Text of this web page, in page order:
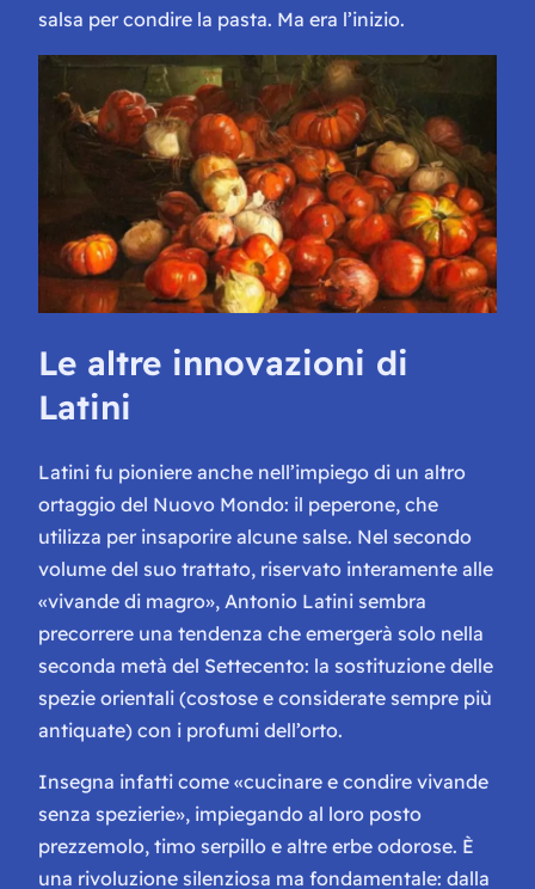
salsa per condire la pasta. Ma era l’inizio.
Le altre innovazioni di
Latini
Latini fu pioniere anche nell’impiego di un altro
ortaggio del Nuovo Mondo: il peperone, che
utilizza per insaporire alcune salse. Nel secondo
volume del suo trattato, riservato interamente alle
«vivande di magro», Antonio Latini sembra
precorrere una tendenza che emergerà solo nella
seconda metà del Settecento: la sostituzione delle
spezie orientali (costose e considerate sempre più
antiquate) con i profumi dell’orto.
Insegna infatti come «cucinare e condire vivande
senza spezierie», impiegando al loro posto
prezzemolo, timo serpillo e altre erbe odorose. È
una rivoluzione silenziosa ma fondamentale: dalla